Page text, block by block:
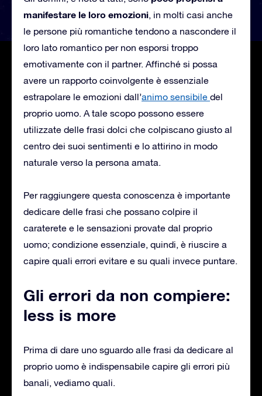
manifestare le loro emozioni, in molti casi anche
le persone più romantiche tendono a nascondere il
loro lato romantico per non esporsi troppo
emotivamente con il partner. Affinché si possa
avere un rapporto coinvolgente è essenziale
estrapolare le emozioni dall’animo sensibile del
proprio uomo. A tale scopo possono essere
utilizzate delle frasi dolci che colpiscano giusto al
centro dei suoi sentimenti e lo attirino in modo
naturale verso la persona amata.
Per raggiungere questa conoscenza è importante
dedicare delle frasi che possano colpire il
caraterete e le sensazioni provate dal proprio
uomo; condizione essenziale, quindi, è riuscire a
capire quali errori evitare e su quali invece puntare.
Gli errori da non compiere:
less is more
Prima di dare uno sguardo alle frasi da dedicare al
proprio uomo è indispensabile capire gli errori più
banali, vediamo quali.